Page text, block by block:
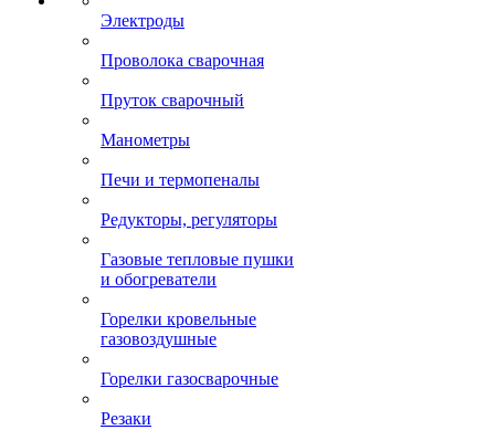
Электроды
Проволока сварочная
Пруток сварочный
Манометры
Печи и термопеналы
Редукторы, регуляторы
Газовые тепловые пушки
и обогреватели
Горелки кровельные
газовоздушные
Горелки газосварочные
Резаки